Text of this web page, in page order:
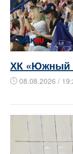
ХК «Южный
08.08.2026 /